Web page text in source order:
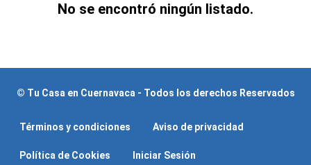
No se encontró ningún listado.
© Tu Casa en Cuernavaca - Todos los derechos Reservados
Términos y condiciones Aviso de privacidad
Política de Cookies Iniciar Sesión